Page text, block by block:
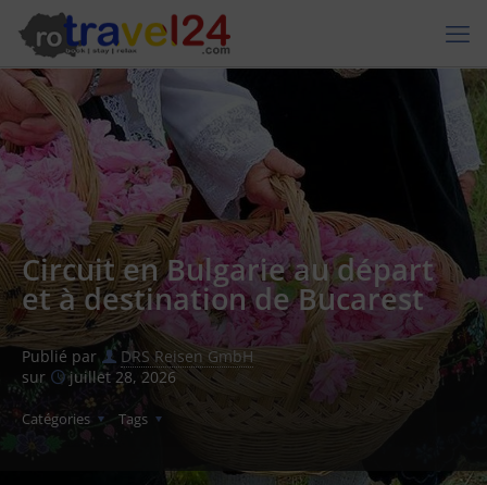
Circuit en Bulgarie au départ
et à destination de Bucarest
Publié par
DRS Reisen GmbH
sur
juillet 28, 2026
Catégories Tags